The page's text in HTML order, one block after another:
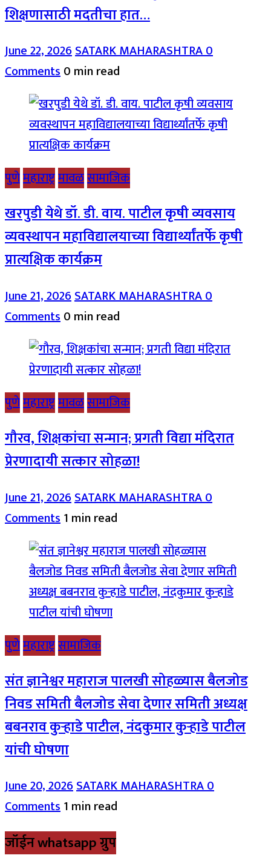
शिक्षणासाठी मदतीचा हात…
June 22, 2026SATARK MAHARASHTRA0
Comments0 min read
पुणेमहाराष्ट्रमावळसामाजिक
खरपुडी येथे डॉ. डी. वाय. पाटील कृषी व्यवसाय
व्यवस्थापन महाविद्यालयाच्या विद्यार्थ्यांतर्फे कृषी
प्रात्यक्षिक कार्यक्रम
June 21, 2026SATARK MAHARASHTRA0
Comments0 min read
पुणेमहाराष्ट्रमावळसामाजिक
गौरव, शिक्षकांचा सन्मान; प्रगती विद्या मंदिरात
प्रेरणादायी सत्कार सोहळा!
June 21, 2026SATARK MAHARASHTRA0
Comments1 min read
पुणेमहाराष्ट्रसामाजिक
संत ज्ञानेश्वर महाराज पालखी सोहळ्यास बैलजोड
निवड समिती बैलजोड सेवा देणार समिती अध्यक्ष
बबनराव कुऱ्हाडे पाटील, नंदकुमार कुऱ्हाडे पाटील
यांची घोषणा
June 20, 2026SATARK MAHARASHTRA0
Comments1 min read
जॉईन whatsapp ग्रुप